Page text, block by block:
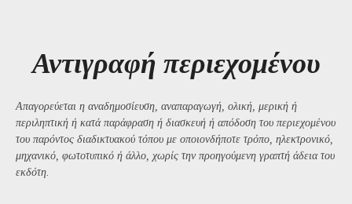
Αντιγραφή περιεχομένου
Απαγορεύεται η αναδημοσίευση, αναπαραγωγή, ολική, μερική ή
περιληπτική ή κατά παράφραση ή διασκευή ή απόδοση του περιεχομένου
του παρόντος διαδικτυακού τόπου με οποιονδήποτε τρόπο, ηλεκτρονικό,
μηχανικό, φωτοτυπικό ή άλλο, χωρίς την προηγούμενη γραπτή άδεια του
εκδότη.